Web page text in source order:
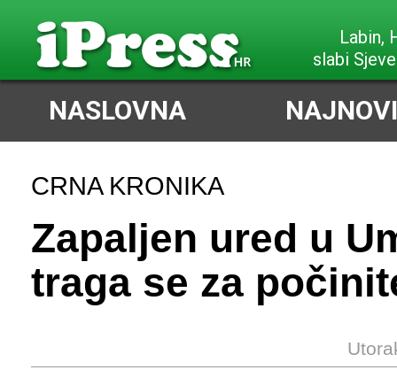
Labin,
slabi
NASLOVNA
CRNA KRONIKA
Zapaljen ured u
traga se za